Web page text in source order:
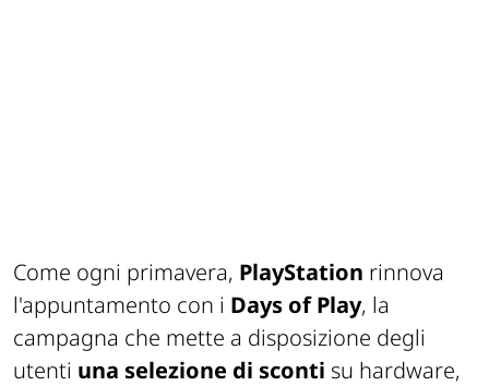
Come ogni primavera, PlayStation rinnova
l'appuntamento con i Days of Play, la
campagna che mette a disposizione degli
utenti una selezione di sconti su hardware,